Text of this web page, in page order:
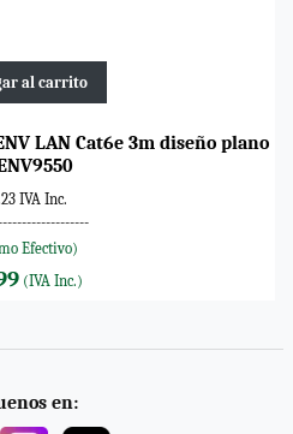
al carrito
LAN Cat6e 3m diseño plano
IVA Inc.
Efectivo)
(IVA Inc.)
en: